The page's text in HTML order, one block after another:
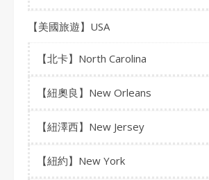
【美國旅遊】USA
【北卡】North Carolina
【紐奧良】New Orleans
【紐澤西】New Jersey
【紐約】New York